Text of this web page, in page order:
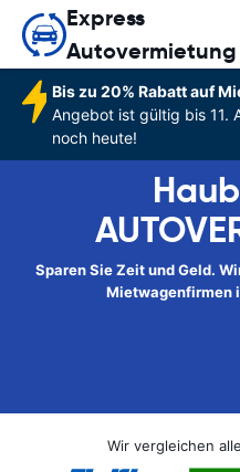
Express
Autovermietung
Bis zu 20% Rabatt auf
Angebot ist gültig bis 11.
noch heute!
Sparen Sie Zeit und Geld.
Mietwagenfirmen
Wir vergleichen